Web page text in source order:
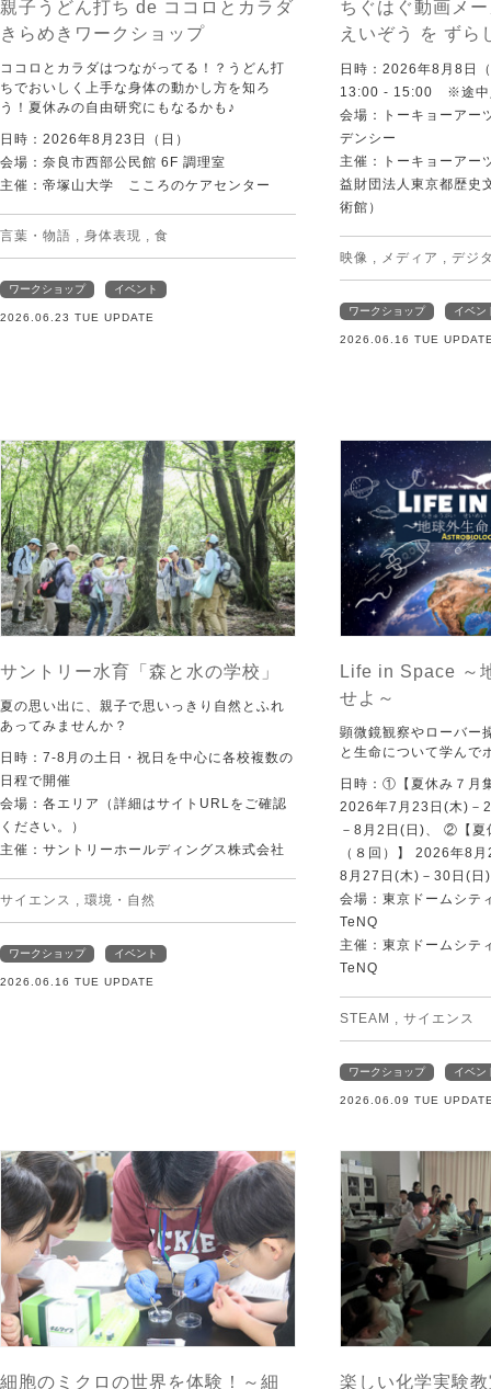
親子うどん打ち de ココロとカラダ
きらめきワークショップ
ココロとカラダはつながってる！？うどん打
ちでおいしく上手な身体の動かし方を知ろ
う！夏休みの自由研究にもなるかも♪
日時：2026年8月23日（日）
会場：奈良市西部公民館 6F 調理室
主催：帝塚山大学 こころのケアセンター
言葉・物語 身体表現 食
ワークショップ イベント
2026.06.23 TUE UPDATE
ちぐはぐ動画メ
えいぞう を ず
日時：2026年8月8日
13:00 - 15:00 ※途中
会場：トーキョーアー
デンシー
主催：トーキョーアー
益財団法人東京都歴史
術館）
映像 メディア デジ
ワークショップ イベン
2026.06.16 TUE
サントリー水育「森と水の学校」
夏の思い出に、親子で思いっきり自然とふれ
あってみませんか？
日時：7-8月の土日・祝日を中心に各校複数の
日程で開催
会場：各エリア（詳細はサイトURLをご確認
ください。）
主催：サントリーホールディングス株式会社
サイエンス 環境・自然
ワークショップ イベント
2026.06.16 TUE UPDATE
Life in Space ～
せよ～
顕微鏡観察やローバー
と生命について学んで
日時：①【夏休み７月
2026年7月23日(木)－
－8月2日(日)、 ②【夏
（８回）】 2026年8
8月27日(木)－30日(日)
会場：東京ドームシ
TeNQ
主催：東京ドームシ
TeNQ
STEAM サイエンス
ワークショップ イベン
2026.06.09 TUE
細胞のミクロの世界を体験！～細
楽しい化学実験